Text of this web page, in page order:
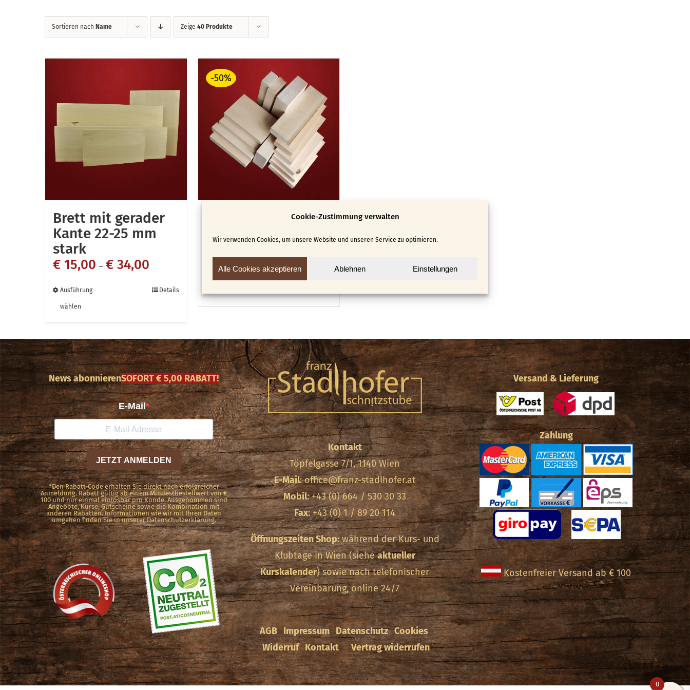
Cookie-Zustimmung verwalten
Wir verwenden Cookies, um unsere Website und unseren Service zu optimieren.
Alle Cookies akzeptieren Ablehnen Einstellungen
Sortieren nach Name Zeige 40 Produkte
Brett mit gerader
Kante 22-25 mm
stark
€ 15,00 – € 34,00
Ausführung
wählen
mehrere
Varianten
auf.
Die
Optionen
können
auf
der
Produktseite
gewählt
werden
Details
-50%
Schnitzen Üben /
12,00
Ursprünglicher
Preis
war:
€6,00 Aktueller
Preis
ist:
News abonnierenSOFORT € 5,00 RABATT!
*Den Rabatt-Code erhalten Sie direkt nach erfolgreicher
Anmeldung. Rabatt gültig ab einem Mindestbestellwert von €
100 und nur einmal einlösbar pro Kunde. Ausgenommen sind
Angebote, Kurse, Gutscheine sowie die Kombination mit
anderen Rabatten. Informationen wie wir mit Ihren Daten
umgehen finden Sie in unserer Datenschutzerklärung.
Kontakt
Töpfelgasse 7/1, 1140 Wien
E-Mail:office@franz-stadlhofer.at
Mobil: +43 (0) 664 / 530 30 33
Fax: +43 (0) 1 / 89 20 114
Öffnungszeiten Shop:während der Kurs- und
Klubtage in Wien (sieheaktueller
Kurskalender) sowie nach telefonischer
Vereinbarung, online 24/7
AGB Impressum Datenschutz Cookies
Widerruf Kontakt Vertrag widerrufen
Versand & Lieferung
Zahlung
Kostenfreier Versand ab € 100
0